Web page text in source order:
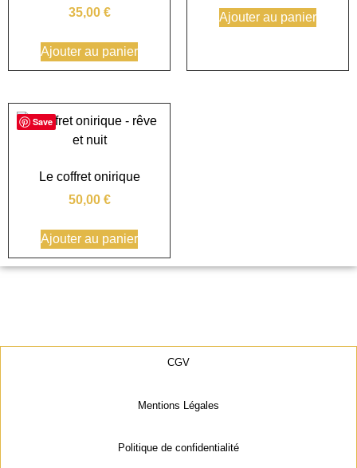
35,00 €
Ajouter au panier
Ajouter au panier
Save
Le coffret onirique
50,00 €
Ajouter au panier
CGV
Mentions Légales
Politique de confidentialité